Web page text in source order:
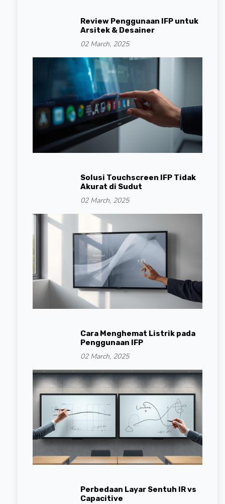
Review Penggunaan IFP untuk
Arsitek & Desainer
02 March, 2025
Solusi Touchscreen IFP Tidak
Akurat di Sudut
02 March, 2025
Cara Menghemat Listrik pada
Penggunaan IFP
02 March, 2025
Perbedaan Layar Sentuh IR vs
Capacitive